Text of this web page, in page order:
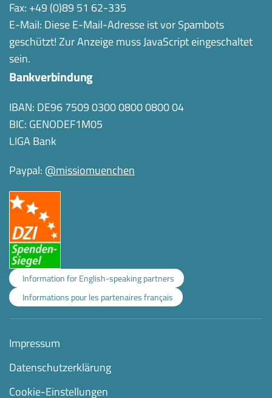
Fax: +49 (0)89 51 62-335
E-Mail: Diese E-Mail-Adresse ist vor Spambots
geschützt! Zur Anzeige muss JavaScript eingeschaltet
sein.
Bankverbindung
IBAN: DE96 7509 0300 0800 0800 04
BIC: GENODEF1M05
LIGA Bank
Paypal: @missiomuenchen
Information for English-speaking partners
Informations pour les partenaires français
Impressum
Datenschutzerklärung
Cookie-Einstellungen